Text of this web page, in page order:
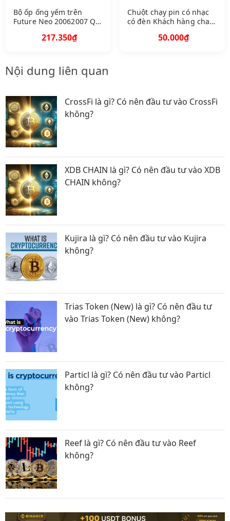
Bộ ốp ống yếm trên
Future Neo 20062007 Q
217.350₫
Chuột chạy pin có nhạc
có đèn Khách hàng chat
50.000₫
Nội dung liên quan
CrossFi là gì? Có nên đầu tư vào CrossFi
không?
XDB CHAIN là gì? Có nên đầu tư vào XDB
CHAIN không?
Kujira là gì? Có nên đầu tư vào Kujira
không?
Trias Token (New) là gì? Có nên đầu tư
vào Trias Token (New) không?
Particl là gì? Có nên đầu tư vào Particl
không?
Reef là gì? Có nên đầu tư vào Reef
không?